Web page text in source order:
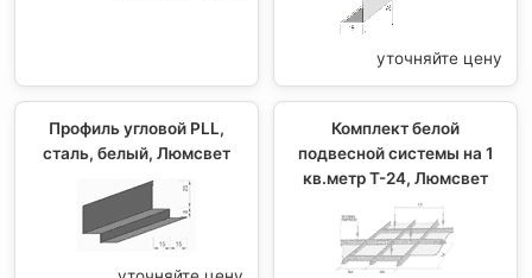
уточняйте цену
Профиль угловой PLL,
сталь, белый, Люмсвет
Комплект белой
подвесной системы на 1
кв.метр T-24, Люмсвет